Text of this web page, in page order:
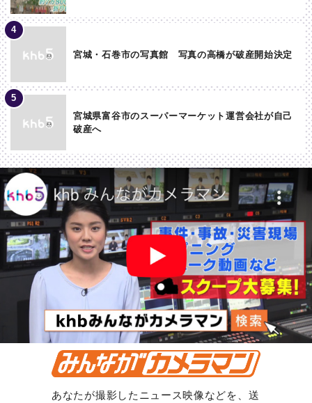
宮城・石巻市の写真館 写真の高橋が破産開始決定
宮城県富谷市のスーパーマーケット運営会社が自己
破産へ
あなたが撮影したニュース映像などを、送